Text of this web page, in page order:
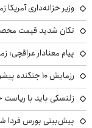
وزیر خزانه‌داری آمریکا
تکان شدید قیمت محصولات
پیام معنادار عراقچی:
رزمایش ۱۰ جنگنده پیشرفته روسیه بر فراز اروپای مرکزی با مهمات واقعی
زلنسکی باید با